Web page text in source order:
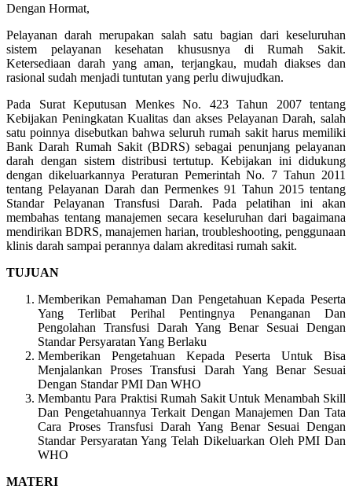
Dengan Hormat,
Pelayanan darah merupakan salah satu bagian dari keseluruhan
sistem pelayanan kesehatan khususnya di Rumah Sakit.
Ketersediaan darah yang aman, terjangkau, mudah diakses dan
rasional sudah menjadi tuntutan yang perlu diwujudkan.
Pada Surat Keputusan Menkes No. 423 Tahun 2007 tentang
Kebijakan Peningkatan Kualitas dan akses Pelayanan Darah, salah
satu poinnya disebutkan bahwa seluruh rumah sakit harus memiliki
Bank Darah Rumah Sakit (BDRS) sebagai penunjang pelayanan
darah dengan sistem distribusi tertutup. Kebijakan ini didukung
dengan dikeluarkannya Peraturan Pemerintah No. 7 Tahun 2011
tentang Pelayanan Darah dan Permenkes 91 Tahun 2015 tentang
Standar Pelayanan Transfusi Darah. Pada pelatihan ini akan
membahas tentang manajemen secara keseluruhan dari bagaimana
mendirikan BDRS, manajemen harian, troubleshooting, penggunaan
klinis darah sampai perannya dalam akreditasi rumah sakit.
TUJUAN
Memberikan Pemahaman Dan Pengetahuan Kepada Peserta
Yang Terlibat Perihal Pentingnya Penanganan Dan
Pengolahan Transfusi Darah Yang Benar Sesuai Dengan
Standar Persyaratan Yang Berlaku
Memberikan Pengetahuan Kepada Peserta Untuk Bisa
Menjalankan Proses Transfusi Darah Yang Benar Sesuai
Dengan Standar PMI Dan WHO
Membantu Para Praktisi Rumah Sakit Untuk Menambah Skill
Dan Pengetahuannya Terkait Dengan Manajemen Dan Tata
Cara Proses Transfusi Darah Yang Benar Sesuai Dengan
Standar Persyaratan Yang Telah Dikeluarkan Oleh PMI Dan
WHO
MATERI